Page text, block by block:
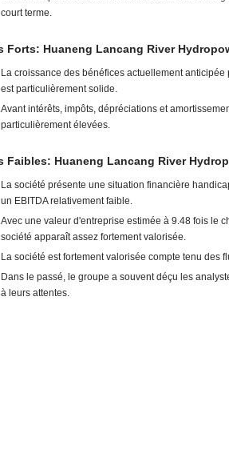
court terme.
Forts: Huaneng Lancang River
La croissance des bénéfices actuellement
est particulièrement solide.
Avant intérêts, impôts, dépréciations et
particulièrement élevées.
Faibles: Huaneng Lancang River
La société présente une situation financière
un EBITDA relativement faible.
Avec une valeur d'entreprise estimée à 9.48 fois le
société apparaît assez fortement valorisée.
La société est fortement valorisée compte tenu des
Dans le passé, le groupe a souvent déçu les
à leurs attentes.